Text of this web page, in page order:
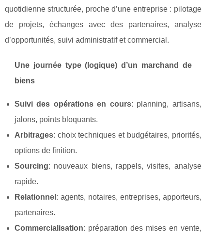
quotidienne structurée, proche d’une entreprise : pilotage
de projets, échanges avec des partenaires, analyse
d’opportunités, suivi administratif et commercial.
Une journée type (logique) d’un marchand de
biens
Suivi des opérations en cours: planning, artisans,
jalons, points bloquants.
Arbitrages: choix techniques et budgétaires, priorités,
options de finition.
Sourcing: nouveaux biens, rappels, visites, analyse
rapide.
Relationnel : agents, notaires, entreprises, apporteurs,
partenaires.
Commercialisation: préparation des mises en vente,